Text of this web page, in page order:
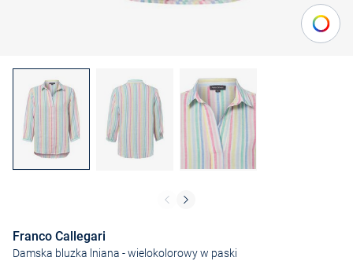
Franco Callegari
Damska bluzka lniana - wielokolorowy w paski